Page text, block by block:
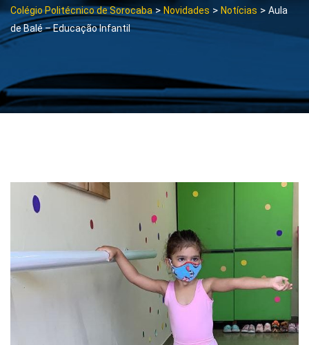
Colégio Politécnico de Sorocaba>Novidades > Notícias > Aula
de Balé – Educação Infantil